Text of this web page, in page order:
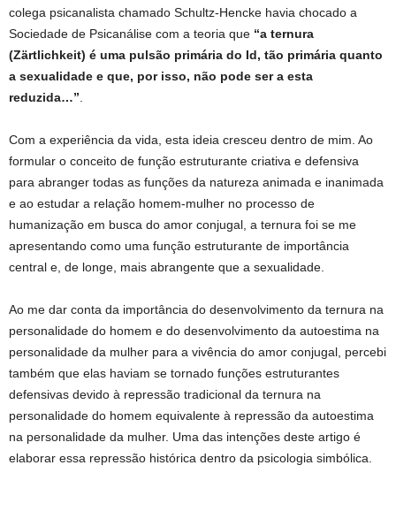
colega psicanalista chamado Schultz-Hencke havia chocado a
Sociedade de Psicanálise com a teoria que “a ternura
(Zärtlichkeit) é uma pulsão primária do Id, tão primária quanto
a sexualidade e que, por isso, não pode ser a esta
reduzida…”
Com a experiência da vida, esta ideia cresceu dentro de mim. Ao
formular o conceito de função estruturante criativa e defensiva
para abranger todas as funções da natureza animada e inanimada
e ao estudar a relação homem-mulher no processo de
humanização em busca do amor conjugal, a ternura foi se me
apresentando como uma função estruturante de importância
central e, de longe, mais abrangente que a sexualidade.
Ao me dar conta da importância do desenvolvimento da ternura na
personalidade do homem e do desenvolvimento da autoestima na
personalidade da mulher para a vivência do amor conjugal, percebi
também que elas haviam se tornado funções estruturantes
defensivas devido à repressão tradicional da ternura na
personalidade do homem equivalente à repressão da autoestima
na personalidade da mulher. Uma das intenções deste artigo é
elaborar essa repressão histórica dentro da psicologia simbólica.